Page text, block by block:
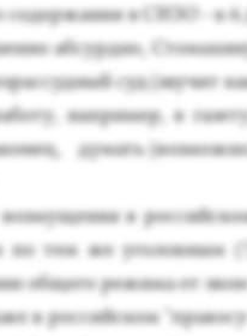
со­держaния в СИ­ЗО - к
аб­сур­дно,
суд (зву­чит
нап­ри­мер, в
ду­мать
в
по тем же уго­лов­ным (!)
об­ще­го ре­жима от
в рос­сий­ском